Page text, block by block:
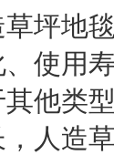
草坪地
使用
他类
，人造